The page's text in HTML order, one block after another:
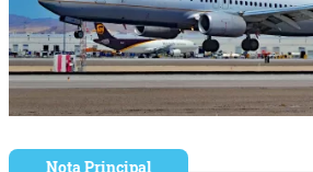
Nota Principal